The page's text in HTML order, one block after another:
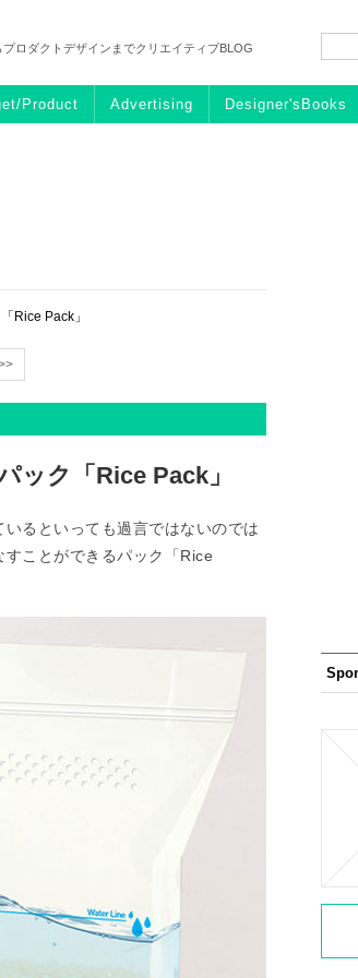
ロダクトデザインまでクリエイティブBLOG
Product Advertising Designer'sBooks
Rice Pack」
ック「Rice Pack」
るといっても過言ではないのでは
ことができるパック「Rice